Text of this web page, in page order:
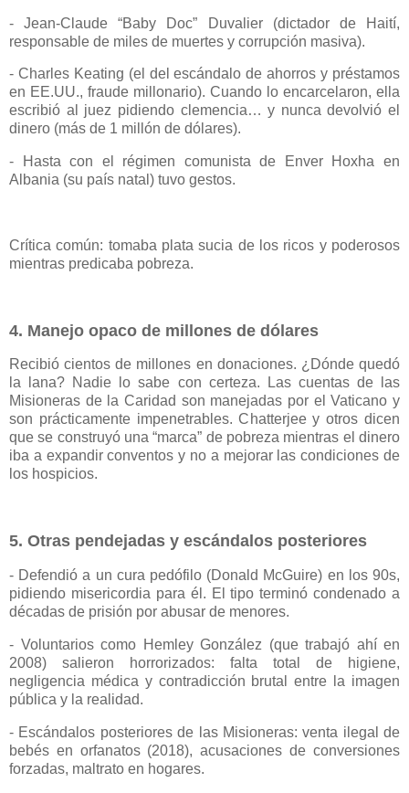
- Jean-Claude “Baby Doc” Duvalier (dictador de Haití,
responsable de miles de muertes y corrupción masiva).
- Charles Keating (el del escándalo de ahorros y préstamos
en EE.UU., fraude millonario). Cuando lo encarcelaron, ella
escribió al juez pidiendo clemencia… y nunca devolvió el
dinero (más de 1 millón de dólares).
- Hasta con el régimen comunista de Enver Hoxha en
Albania (su país natal) tuvo gestos.
Crítica común: tomaba plata sucia de los ricos y poderosos
mientras predicaba pobreza.
4. Manejo opaco de millones de dólares
Recibió cientos de millones en donaciones. ¿Dónde quedó
la lana? Nadie lo sabe con certeza. Las cuentas de las
Misioneras de la Caridad son manejadas por el Vaticano y
son prácticamente impenetrables. Chatterjee y otros dicen
que se construyó una “marca” de pobreza mientras el dinero
iba a expandir conventos y no a mejorar las condiciones de
los hospicios.
5. Otras pendejadas y escándalos posteriores
- Defendió a un cura pedófilo (Donald McGuire) en los 90s,
pidiendo misericordia para él. El tipo terminó condenado a
décadas de prisión por abusar de menores.
- Voluntarios como Hemley González (que trabajó ahí en
2008) salieron horrorizados: falta total de higiene,
negligencia médica y contradicción brutal entre la imagen
pública y la realidad.
- Escándalos posteriores de las Misioneras: venta ilegal de
bebés en orfanatos (2018), acusaciones de conversiones
forzadas, maltrato en hogares.